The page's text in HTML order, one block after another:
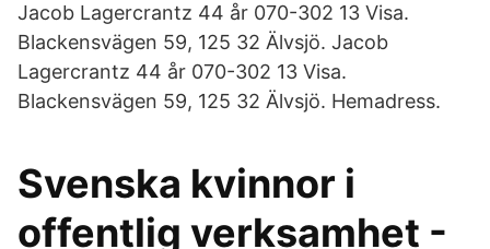
Jacob Lagercrantz 44 år 070-302 13 Visa.
Blackensvägen 59, 125 32 Älvsjö. Jacob
Lagercrantz 44 år 070-302 13 Visa.
Blackensvägen 59, 125 32 Älvsjö. Hemadress.
Svenska kvinnor i
offentlig verksamhet -